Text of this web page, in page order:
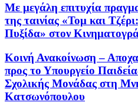
Με μεγάλη επιτυχία
της ταινίας «Τομ και
Πυξίδα» στον
Κοινή Ανακοίνωση –
προς το Υπουργείο
Σχολικής Μονάδας στη
Κατσωνόπουλου